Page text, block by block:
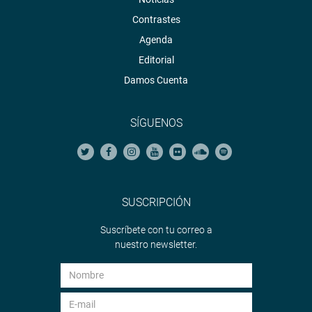
OFICINA DE COMUNICACIONES E IMAGEN
Contrastes
Agenda
Editorial
Damos Cuenta
SÍGUENOS
SUSCRIPCIÓN
Suscríbete con tu correo a
nuestro newsletter.